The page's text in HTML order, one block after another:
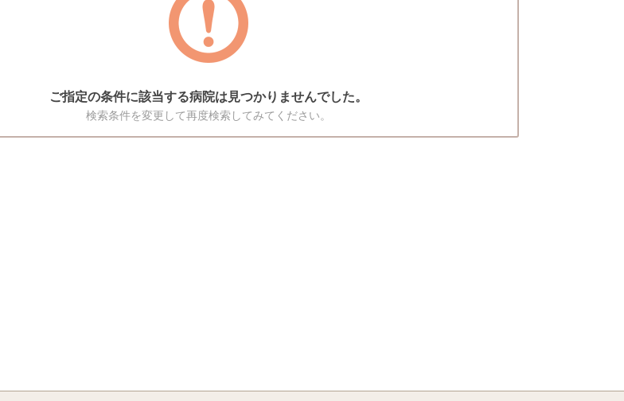
ご指定の条件に該当する病院は見つかりませんでした。
検索条件を変更して再度検索してみてください。